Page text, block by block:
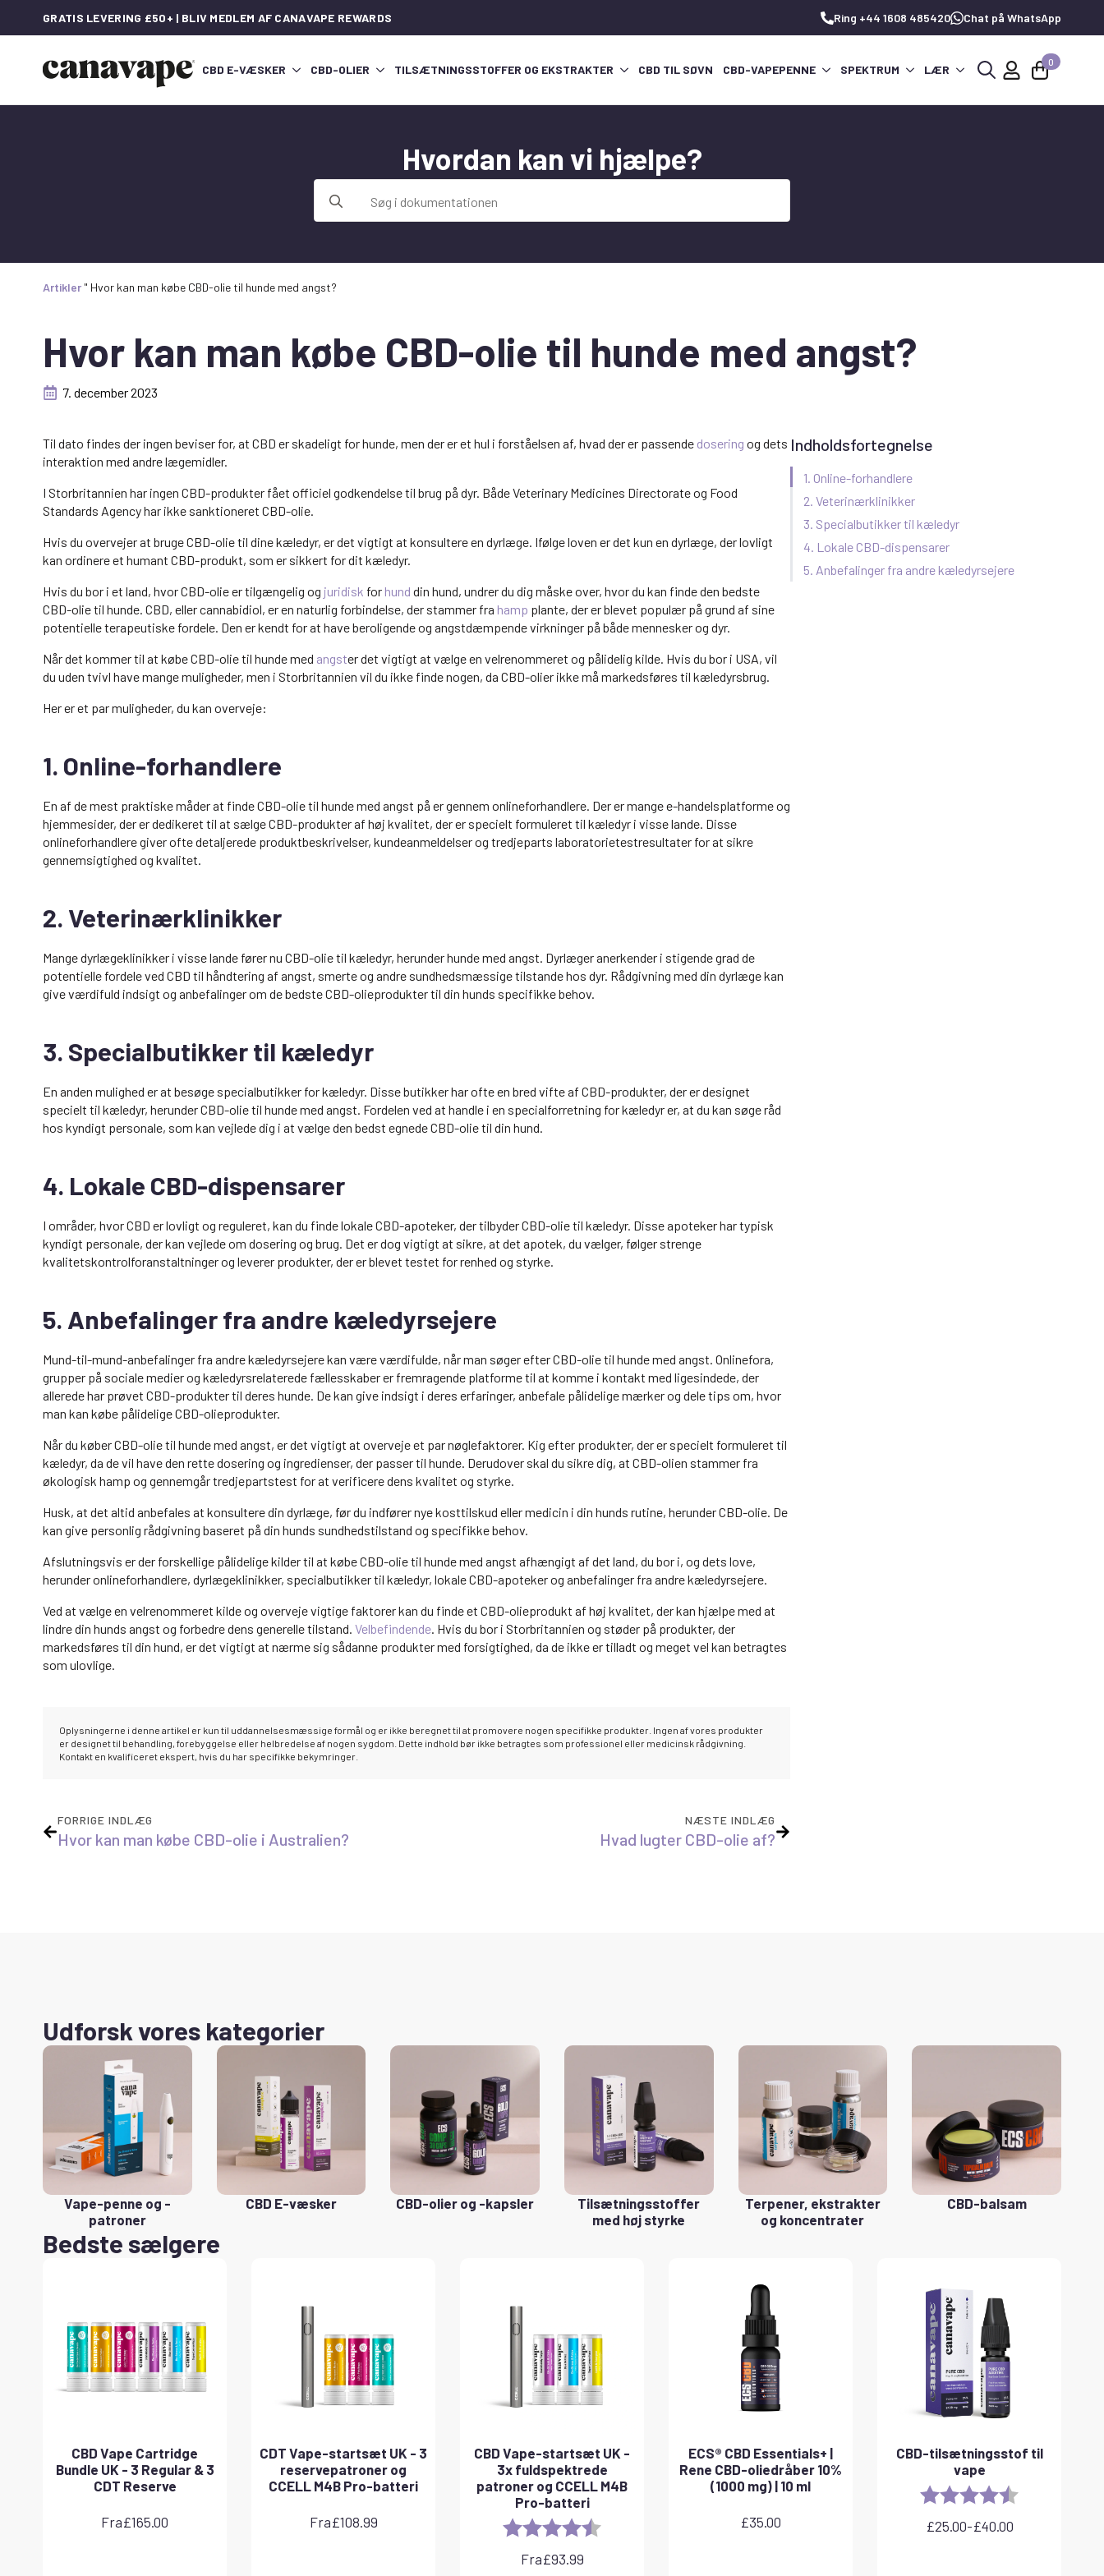
GRATIS LEVERING £50+ | BLIV MEDLEM AF CANAVAPE REWARDS Ring +44 1608 485420 Chat på WhatsApp
CBD E-VÆSKER CBD-OLIER TILSÆTNINGSSTOFFER OG EKSTRAKTER CBD TIL SØVN CBD-VAPEPENNE SPEKTRUM LÆR
0
Hvordan kan vi hjælpe?
efter:
Artikler " Hvor kan man købe CBD-olie til hunde med angst?
Hvor kan man købe CBD-olie til hunde med angst?
7. december 2023
Til dato findes der ingen beviser for, at CBD er skadeligt for hunde, men der er et hul i forståelsen af, hvad der er passende dosering og dets
interaktion med andre lægemidler.
I Storbritannien har ingen CBD-produkter fået officiel godkendelse til brug på dyr. Både Veterinary Medicines Directorate og Food
Standards Agency har ikke sanktioneret CBD-olie.
Hvis du overvejer at bruge CBD-olie til dine kæledyr, er det vigtigt at konsultere en dyrlæge. Ifølge loven er det kun en dyrlæge, der lovligt
kan ordinere et humant CBD-produkt, som er sikkert for dit kæledyr.
Hvis du bor i et land, hvor CBD-olie er tilgængelig og juridisk for hund din hund, undrer du dig måske over, hvor du kan finde den bedste
CBD-olie til hunde. CBD, eller cannabidiol, er en naturlig forbindelse, der stammer fra hamp plante, der er blevet populær på grund af sine
potentielle terapeutiske fordele. Den er kendt for at have beroligende og angstdæmpende virkninger på både mennesker og dyr.
Når det kommer til at købe CBD-olie til hunde med angster det vigtigt at vælge en velrenommeret og pålidelig kilde. Hvis du bor i USA, vil
du uden tvivl have mange muligheder, men i Storbritannien vil du ikke finde nogen, da CBD-olier ikke må markedsføres til kæledyrsbrug.
Her er et par muligheder, du kan overveje:
1. Online-forhandlere
En af de mest praktiske måder at finde CBD-olie til hunde med angst på er gennem onlineforhandlere. Der er mange e-handelsplatforme og
hjemmesider, der er dedikeret til at sælge CBD-produkter af høj kvalitet, der er specielt formuleret til kæledyr i visse lande. Disse
onlineforhandlere giver ofte detaljerede produktbeskrivelser, kundeanmeldelser og tredjeparts laboratorietestresultater for at sikre
gennemsigtighed og kvalitet.
2. Veterinærklinikker
Mange dyrlægeklinikker i visse lande fører nu CBD-olie til kæledyr, herunder hunde med angst. Dyrlæger anerkender i stigende grad de
potentielle fordele ved CBD til håndtering af angst, smerte og andre sundhedsmæssige tilstande hos dyr. Rådgivning med din dyrlæge kan
give værdifuld indsigt og anbefalinger om de bedste CBD-olieprodukter til din hunds specifikke behov.
3. Specialbutikker til kæledyr
En anden mulighed er at besøge specialbutikker for kæledyr. Disse butikker har ofte en bred vifte af CBD-produkter, der er designet
specielt til kæledyr, herunder CBD-olie til hunde med angst. Fordelen ved at handle i en specialforretning for kæledyr er, at du kan søge råd
hos kyndigt personale, som kan vejlede dig i at vælge den bedst egnede CBD-olie til din hund.
4. Lokale CBD-dispensarer
I områder, hvor CBD er lovligt og reguleret, kan du finde lokale CBD-apoteker, der tilbyder CBD-olie til kæledyr. Disse apoteker har typisk
kyndigt personale, der kan vejlede om dosering og brug. Det er dog vigtigt at sikre, at det apotek, du vælger, følger strenge
kvalitetskontrolforanstaltninger og leverer produkter, der er blevet testet for renhed og styrke.
5. Anbefalinger fra andre kæledyrsejere
Mund-til-mund-anbefalinger fra andre kæledyrsejere kan være værdifulde, når man søger efter CBD-olie til hunde med angst. Onlinefora,
grupper på sociale medier og kæledyrsrelaterede fællesskaber er fremragende platforme til at komme i kontakt med ligesindede, der
allerede har prøvet CBD-produkter til deres hunde. De kan give indsigt i deres erfaringer, anbefale pålidelige mærker og dele tips om, hvor
man kan købe pålidelige CBD-olieprodukter.
Når du køber CBD-olie til hunde med angst, er det vigtigt at overveje et par nøglefaktorer. Kig efter produkter, der er specielt formuleret til
kæledyr, da de vil have den rette dosering og ingredienser, der passer til hunde. Derudover skal du sikre dig, at CBD-olien stammer fra
økologisk hamp og gennemgår tredjepartstest for at verificere dens kvalitet og styrke.
Husk, at det altid anbefales at konsultere din dyrlæge, før du indfører nye kosttilskud eller medicin i din hunds rutine, herunder CBD-olie. De
kan give personlig rådgivning baseret på din hunds sundhedstilstand og specifikke behov.
Afslutningsvis er der forskellige pålidelige kilder til at købe CBD-olie til hunde med angst afhængigt af det land, du bor i, og dets love,
herunder onlineforhandlere, dyrlægeklinikker, specialbutikker til kæledyr, lokale CBD-apoteker og anbefalinger fra andre kæledyrsejere.
Ved at vælge en velrenommeret kilde og overveje vigtige faktorer kan du finde et CBD-olieprodukt af høj kvalitet, der kan hjælpe med at
lindre din hunds angst og forbedre dens generelle tilstand. Velbefindende. Hvis du bor i Storbritannien og støder på produkter, der
markedsføres til din hund, er det vigtigt at nærme sig sådanne produkter med forsigtighed, da de ikke er tilladt og meget vel kan betragtes
som ulovlige.
Oplysningerne i denne artikel er kun til uddannelsesmæssige formål og er ikke beregnet til at promovere nogen specifikke produkter. Ingen af vores produkter
er designet til behandling, forebyggelse eller helbredelse af nogen sygdom. Dette indhold bør ikke betragtes som professionel eller medicinsk rådgivning.
Kontakt en kvalificeret ekspert, hvis du har specifikke bekymringer.
FORRIGE INDLÆG
Hvor kan man købe CBD-olie i Australien?
NÆSTE INDLÆG
Hvad lugter CBD-olie af?
Indholdsfortegnelse
1. Online-forhandlere
2. Veterinærklinikker
3. Specialbutikker til kæledyr
4. Lokale CBD-dispensarer
5. Anbefalinger fra andre kæledyrsejere
Udforsk vores kategorier
Vape-penne og -
patroner
CBD E-væsker CBD-olier og -kapsler
Tilsætningsstoffer
med høj styrke
Terpener, ekstrakter
og koncentrater
CBD-balsam
Bedste sælgere
CBD Vape Cartridge
Bundle UK - 3 Regular & 3
CDT Reserve
Fra£165.00
CDT Vape-startsæt UK - 3
reservepatroner og
CCELL M4B Pro-batteri
Fra£108.99
CBD Vape-startsæt UK -
3x fuldspektrede
patroner og CCELL M4B
Pro-batteri
Rating:
Fra£93.99
ECS® CBD Essentials+ |
Rene CBD-oliedråber 10%
(1000 mg) | 10 ml
£35.00
CBD-tilsætningsstof til
vape
Rating:
£25.00-£40.00
Prisinterval: